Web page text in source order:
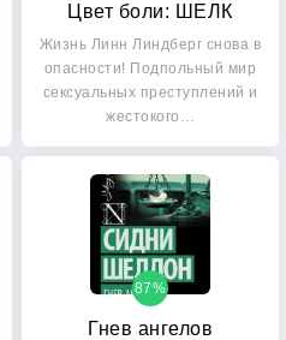
Цвет боли: ШЕЛК
Жизнь Линн Линдберг снова в
опасности! Подпольный мир
сексуальных преступлений и
жестокого…
Гнев ангелов
87%